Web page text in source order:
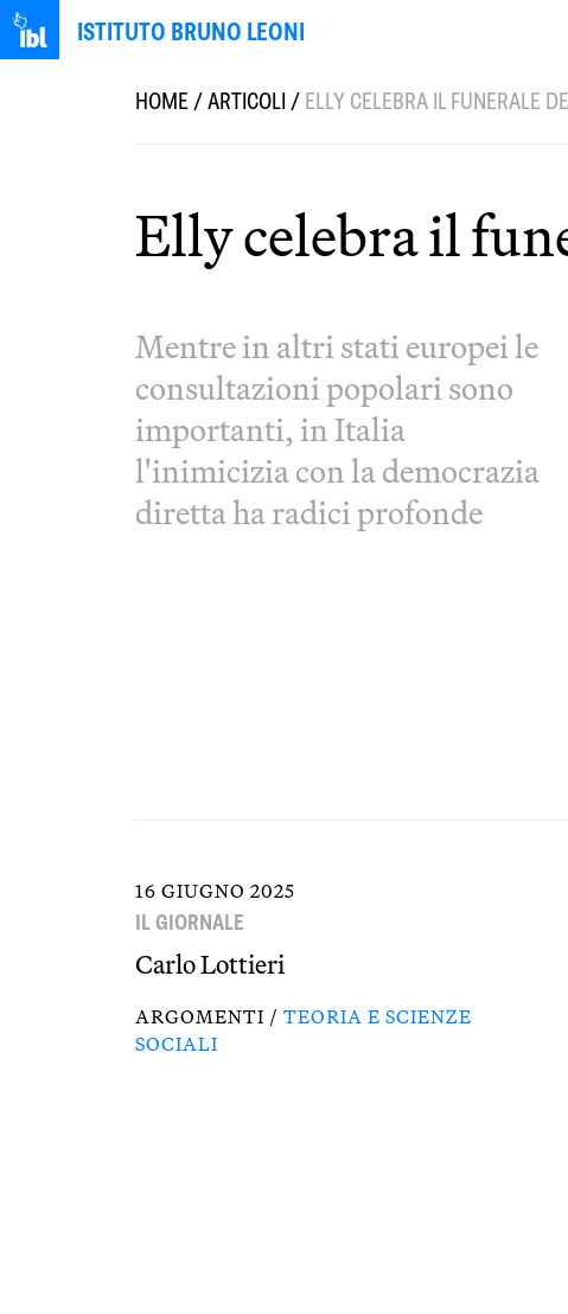
ISTITUTO BRUNO LEONI
HOME/ARTICOLI/ELLY CELEBRA IL FUNERALE
Elly celebra il
Mentre in altri stati europei le
consultazioni popolari sono
importanti, in Italia
l'inimicizia con la democrazia
diretta ha radici profonde
16 GIUGNO 2025
IL GIORNALE
Carlo Lottieri
ARGOMENTI / TEORIA E SCIENZE
SOCIALI